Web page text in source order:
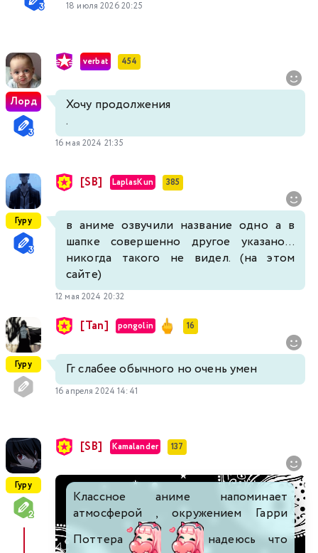
18 июля 2026 20:25
Лорд
verbat 454
Хочу продолжения
.
16 мая 2024 21:35
Гуру
[SB] LaplasKun 385
в аниме озвучили название одно а в
шапке совершенно другое указано...
никогда такого не видел. (на этом
сайте)
12 мая 2024 20:32
Гуру
[Tan] pongolin 16
Гг слабее обычного но очень умен
16 апреля 2024 14:41
Гуру
[SB] Kamalander 137
Классное аниме напоминает
атмосферой , окружением Гарри
Поттера
надеюсь что